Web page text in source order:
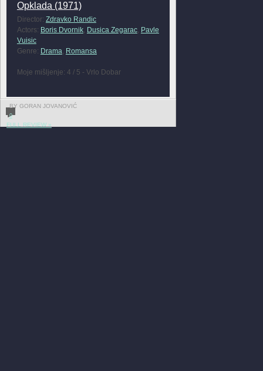
Opklada (1971)
Director: Zdravko Randic
Actors: Boris Dvornik, Dusica Zegarac, Pavle
Vuisic
Genre: Drama, Romansa
Moje mišljenje: 4 / 5 - Vrlo Dobar
BY GORAN JOVANOVIĆ
0
FULL REVIEW »